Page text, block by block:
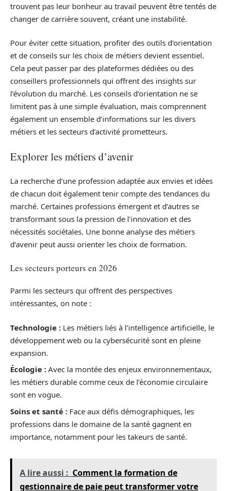
trouvent pas leur bonheur au travail peuvent être tentés de
changer de carrière souvent, créant une instabilité.
Pour éviter cette situation, profiter des outils d’orientation
et de conseils sur les choix de métiers devient essentiel.
Cela peut passer par des plateformes dédiées ou des
conseillers professionnels qui offrent des insights sur
l’évolution du marché. Les conseils d’orientation ne se
limitent pas à une simple évaluation, mais comprennent
également un ensemble d’informations sur les divers
métiers et les secteurs d’activité prometteurs.
Explorer les métiers d’avenir
La recherche d’une profession adaptée aux envies et idées
de chacun doit également tenir compte des tendances du
marché. Certaines professions émergent et d’autres se
transformant sous la pression de l’innovation et des
nécessités sociétales. Une bonne analyse des métiers
d’avenir peut aussi orienter les choix de formation.
Les secteurs porteurs en 2026
Parmi les secteurs qui offrent des perspectives
intéressantes, on note :
Technologie : Les métiers liés à l’intelligence artificielle, le
développement web ou la cybersécurité sont en pleine
expansion.
Écologie : Avec la montée des enjeux environnementaux,
les métiers durable comme ceux de l’économie circulaire
sont en vogue.
Soins et santé : Face aux défis démographiques, les
professions dans le domaine de la santé gagnent en
importance, notamment pour les takeurs de santé.
A lire aussi : Comment la formation de
gestionnaire de paie peut transformer votre